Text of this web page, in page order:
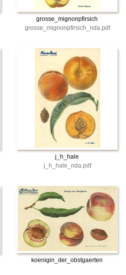
grosse_mignonpfirsich
grosse_mignonpfirsich_nda.pdf
j_h_hale
j_h_hale_nda.pdf
koenigin_der_obstgaerten